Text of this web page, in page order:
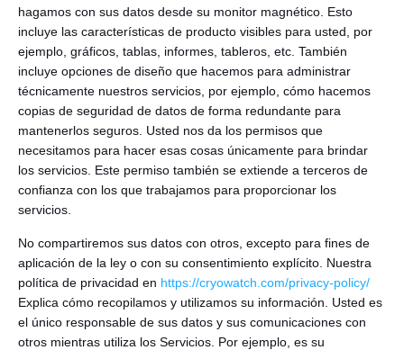
hagamos con sus datos desde su monitor magnético. Esto
incluye las características de producto visibles para usted, por
ejemplo, gráficos, tablas, informes, tableros, etc. También
incluye opciones de diseño que hacemos para administrar
técnicamente nuestros servicios, por ejemplo, cómo hacemos
copias de seguridad de datos de forma redundante para
mantenerlos seguros. Usted nos da los permisos que
necesitamos para hacer esas cosas únicamente para brindar
los servicios. Este permiso también se extiende a terceros de
confianza con los que trabajamos para proporcionar los
servicios.
No compartiremos sus datos con otros, excepto para fines de
aplicación de la ley o con su consentimiento explícito. Nuestra
política de privacidad en https://cryowatch.com/privacy-policy/
Explica cómo recopilamos y utilizamos su información. Usted es
el único responsable de sus datos y sus comunicaciones con
otros mientras utiliza los Servicios. Por ejemplo, es su